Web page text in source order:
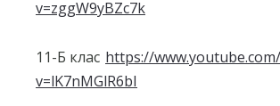
v=zggW9yBZc7k
11-Б клас https://
v=lK7nMGlR6bI